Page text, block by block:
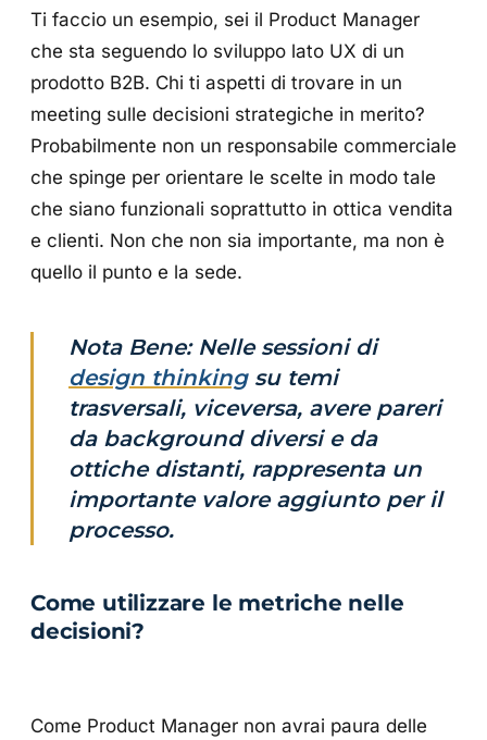
Ti faccio un esempio, sei il Product Manager
che sta seguendo lo sviluppo lato UX di un
prodotto B2B. Chi ti aspetti di trovare in un
meeting sulle decisioni strategiche in merito?
Probabilmente non un responsabile commerciale
che spinge per orientare le scelte in modo tale
che siano funzionali soprattutto in ottica vendita
e clienti. Non che non sia importante, ma non è
quello il punto e la sede.
Nota Bene: Nelle sessioni di
design thinkingsu temi
trasversali, viceversa, avere pareri
da background diversi e da
ottiche distanti, rappresenta un
importante valore aggiunto per il
processo.
Come utilizzare le metriche nelle
decisioni?
Come Product Manager non avrai paura delle